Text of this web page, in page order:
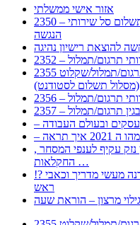
אזור אישי ממשלתי
2350 – מידע לסטודנט עם לקות שמיעה-נוהל תשלום סל שירותי
הנגשה
תרגום/תמלול
2355 דרישה לתשלום עבור מתן שירותי תרגום/תמלול/שקלוט
(מסלול תשלום לסטודנט)
תרגום/תמלול
בגין תרגום/תמלול
תראה
, התעשייה , פיצויי מס רכוש בגין נזק עקיף לענפי המסחר
החקלאות …
!? איך להפרד מהמיגרנה לשחרור ממיגרנה מעשי מדריך וכאבי
ראש
מרצון – הוראת שעה